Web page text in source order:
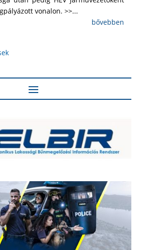
vonalon. >>...
bővebben